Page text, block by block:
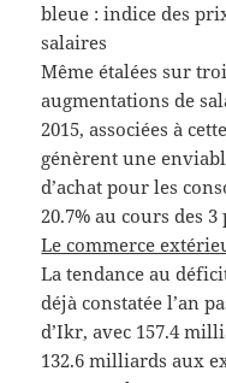
bleue : indice des
salaires
Même étalées sur
augmentations de
2015, associées à
génèrent une
d’achat pour les
20.7% au cours des
Le commerce
La tendance au
déjà constatée l’an
d’Ikr, avec 157.4
132.6 milliards aux